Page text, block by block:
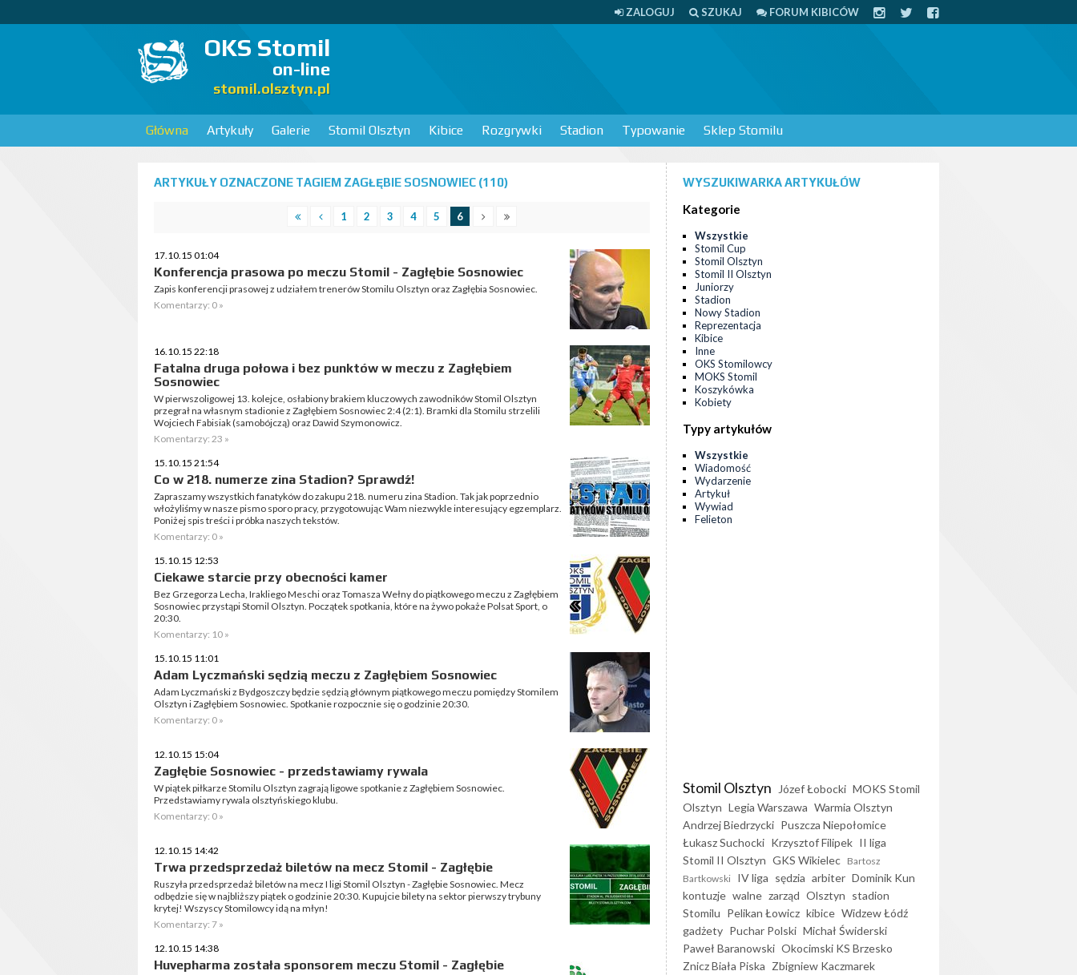
ZALOGUJ SZUKAJ FORUM KIBICÓW
OKS Stomil
on-line
stomil.olsztyn.pl
Główna Artykuły Galerie Stomil Olsztyn Kibice Rozgrywki Stadion Typowanie Sklep Stomilu
ARTYKUŁY OZNACZONE TAGIEM ZAGŁĘBIE SOSNOWIEC (110)
1 2 3 4 5 6
17.10.15 01:04
Konferencja prasowa po meczu Stomil - Zagłębie Sosnowiec
Zapis konferencji prasowej z udziałem trenerów Stomilu Olsztyn oraz Zagłębia Sosnowiec.
Komentarzy: 0 »
16.10.15 22:18
Fatalna druga połowa i bez punktów w meczu z Zagłębiem
Sosnowiec
W pierwszoligowej 13. kolejce, osłabiony brakiem kluczowych zawodników Stomil Olsztyn
przegrał na własnym stadionie z Zagłębiem Sosnowiec 2:4 (2:1). Bramki dla Stomilu strzelili
Wojciech Fabisiak (samobójczą) oraz Dawid Szymonowicz.
Komentarzy: 23 »
15.10.15 21:54
Co w 218. numerze zina Stadion? Sprawdź!
Zapraszamy wszystkich fanatyków do zakupu 218. numeru zina Stadion. Tak jak poprzednio
włożyliśmy w nasze pismo sporo pracy, przygotowując Wam niezwykle interesujący egzemplarz.
Poniżej spis treści i próbka naszych tekstów.
Komentarzy: 0 »
15.10.15 12:53
Ciekawe starcie przy obecności kamer
Bez Grzegorza Lecha, Irakliego Meschi oraz Tomasza Wełny do piątkowego meczu z Zagłębiem
Sosnowiec przystąpi Stomil Olsztyn. Początek spotkania, które na żywo pokaże Polsat Sport, o
20:30.
Komentarzy: 10 »
15.10.15 11:01
Adam Lyczmański sędzią meczu z Zagłębiem Sosnowiec
Adam Lyczmański z Bydgoszczy będzie sędzią głównym piątkowego meczu pomiędzy Stomilem
Olsztyn i Zagłębiem Sosnowiec. Spotkanie rozpocznie się o godzinie 20:30.
Komentarzy: 0 »
12.10.15 15:04
Zagłębie Sosnowiec - przedstawiamy rywala
W piątek piłkarze Stomilu Olsztyn zagrają ligowe spotkanie z Zagłębiem Sosnowiec.
Przedstawiamy rywala olsztyńskiego klubu.
Komentarzy: 0 »
12.10.15 14:42
Trwa przedsprzedaż biletów na mecz Stomil - Zagłębie
Ruszyła przedsprzedaż biletów na mecz I ligi Stomil Olsztyn - Zagłębie Sosnowiec. Mecz
odbędzie się w najbliższy piątek o godzinie 20:30. Kupujcie bilety na sektor pierwszy trybuny
krytej! Wszyscy Stomilowcy idą na młyn!
Komentarzy: 7 »
12.10.15 14:38
Huvepharma została sponsorem meczu Stomil - Zagłębie
WYSZUKIWARKA ARTYKUŁÓW
Kategorie
Wszystkie
Stomil Cup
Stomil Olsztyn
Stomil II Olsztyn
Juniorzy
Stadion
Nowy Stadion
Reprezentacja
Kibice
Inne
OKS Stomilowcy
MOKS Stomil
Koszykówka
Kobiety
Typy artykułów
Wszystkie
Wiadomość
Wydarzenie
Artykuł
Wywiad
Felieton
Stomil Olsztyn Józef Łobocki MOKS Stomil
Olsztyn Legia Warszawa Warmia Olsztyn
Andrzej Biedrzycki Puszcza Niepołomice
Łukasz Suchocki Krzysztof Filipek II liga
Stomil II Olsztyn GKS Wikielec Bartosz
Bartkowski IV liga sędzia arbiter Dominik Kun
kontuzje walne zarząd Olsztyn stadion
Stomilu Pelikan Łowicz kibice Widzew Łódź
gadżety Puchar Polski Michał Świderski
Paweł Baranowski Okocimski KS Brzesko
Znicz Biała Piska Zbigniew Kaczmarek